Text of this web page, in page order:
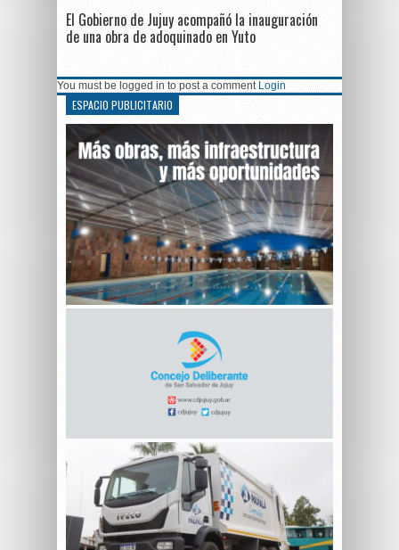
El Gobierno de Jujuy acompañó la inauguración
de una obra de adoquinado en Yuto
You must be logged in to post a comment Login
ESPACIO PUBLICITARIO